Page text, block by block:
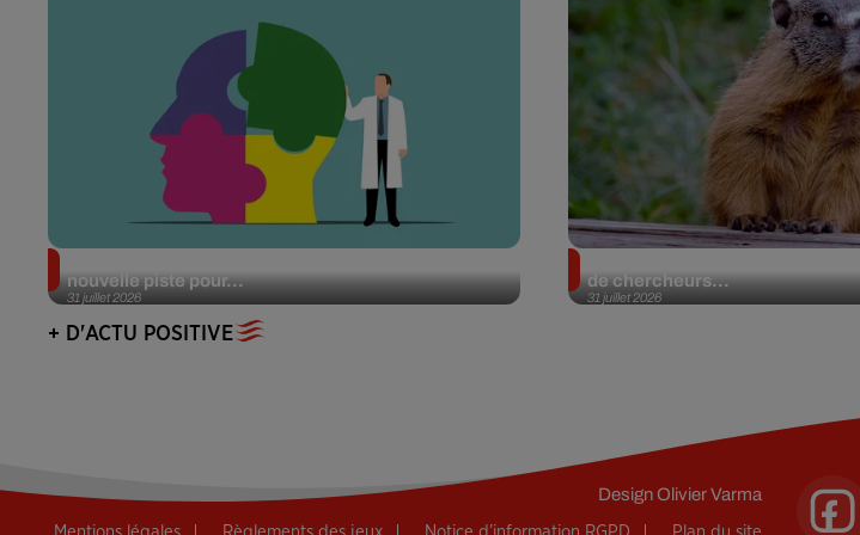
31 juillet 2026
nouvelle piste pour...
31 juillet 2026
de chercheurs...
+ D'ACTU POSITIVE
DesignOlivier Varma